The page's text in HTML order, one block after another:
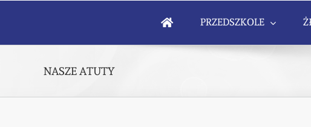
PRZEDSZKOLE
NASZE ATUTY